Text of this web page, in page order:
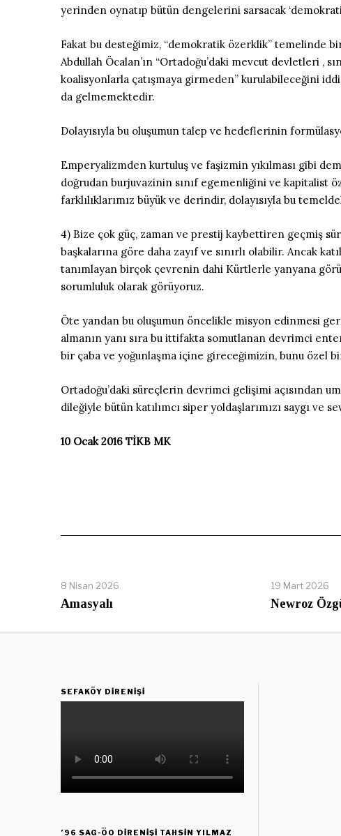
yerinden oynatıp bütün dengelerini sarsacak
Fakat bu desteğimiz, “demokratik özerklik” temelinde
Abdullah Öcalan’ın “Ortadoğu’daki mevcut devletleri ,
koalisyonlarla çatışmaya girmeden” kurulabileceğini
da gelmemektedir.
Dolayısıyla bu oluşumun talep ve hedeflerinin
Emperyalizmden kurtuluş ve faşizmin yıkılması gibi
doğrudan burjuvazinin sınıf egemenliğini ve
farklılıklarımız büyük ve derindir, dolayısıyla bu
4) Bize çok güç, zaman ve prestij kaybettiren geçmiş
başkalarına göre daha zayıf ve sınırlı olabilir. Ancak
tanımlayan birçok çevrenin dahi Kürtlerle yanyana
sorumluluk olarak görüyoruz.
Öte yandan bu oluşumun öncelikle misyon edinmesi
almanın yanı sıra bu ittifakta somutlanan devrimci
bir çaba ve yoğunlaşma içine gireceğimizin, bunu özel
Ortadoğu’daki süreçlerin devrimci gelişimi açısından
dileğiyle bütün katılımcı siper yoldaşlarımızı saygı ve
10 Ocak 2016 TİKB MK
8 Nisan 2026
Amasyalı
19 Mart 2026
Newroz
SEFAKÖY DIRENIŞI
’96 SAG-ÖO DİRENİŞİ TAHSİN YILMAZ